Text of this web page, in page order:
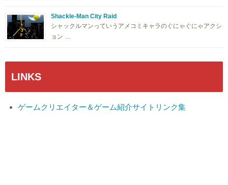
Shackle-Man City Raid
シャックルマンっていうアメコミキャラのぐにゃぐにゃアクシ
ョン …
LINKS
ゲームクリエイター＆ゲーム紹介サイトリンク集